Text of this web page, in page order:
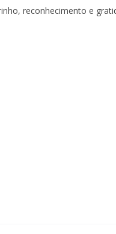
reconhecimento e